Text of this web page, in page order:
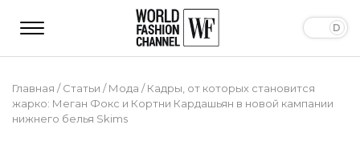
Главная /Статьи /Мода /Кадры, от которых становится
жарко: Меган Фокс и Кортни Кардашьян в новой кампании
нижнего белья Skims